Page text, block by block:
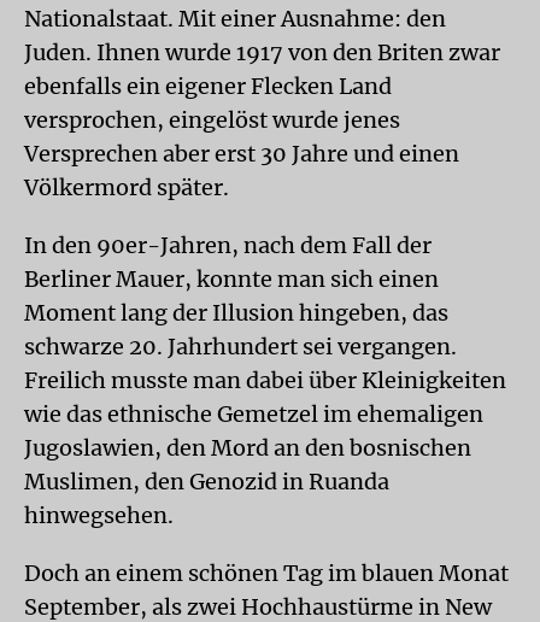
Nationalstaat. Mit einer Ausnahme: den
Juden. Ihnen wurde 1917 von den Briten zwar
ebenfalls ein eigener Flecken Land
versprochen, eingelöst wurde jenes
Versprechen aber erst 30 Jahre und einen
Völkermord später.
In den 90er-Jahren, nach dem Fall der
Berliner Mauer, konnte man sich einen
Moment lang der Illusion hingeben, das
schwarze 20. Jahrhundert sei vergangen.
Freilich musste man dabei über Kleinigkeiten
wie das ethnische Gemetzel im ehemaligen
Jugoslawien, den Mord an den bosnischen
Muslimen, den Genozid in Ruanda
hinwegsehen.
Doch an einem schönen Tag im blauen Monat
September, als zwei Hochhaustürme in New